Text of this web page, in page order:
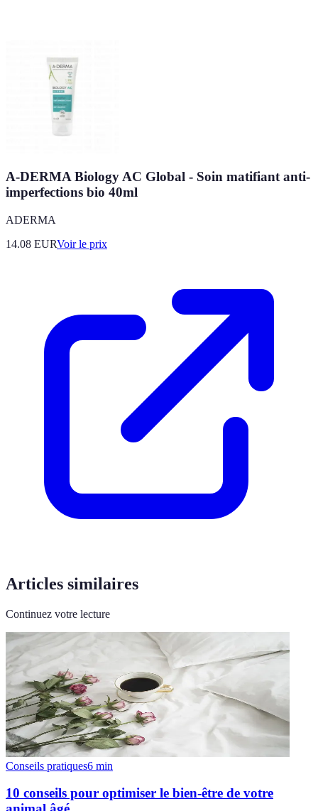
A-DERMA Biology AC Global - Soin matifiant anti-
imperfections bio 40ml
ADERMA
14.08 EURVoir le prix
Articles similaires
Continuez votre lecture
Conseils pratiques6 min
10 conseils pour optimiser le bien-être de votre